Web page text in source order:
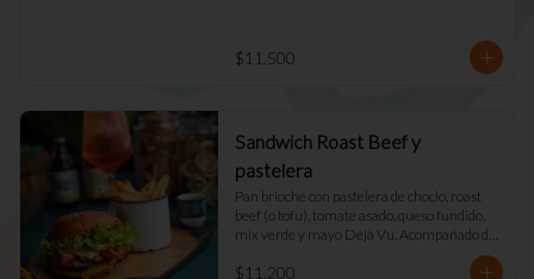
$11.500
Sandwich Roast Beef y
pastelera
Pan brioche con pastelera de choclo, roast
beef (o tofu), tomate asado, queso fundido,
mix verde y mayo Déjà Vu. Acompañado de
$11.200